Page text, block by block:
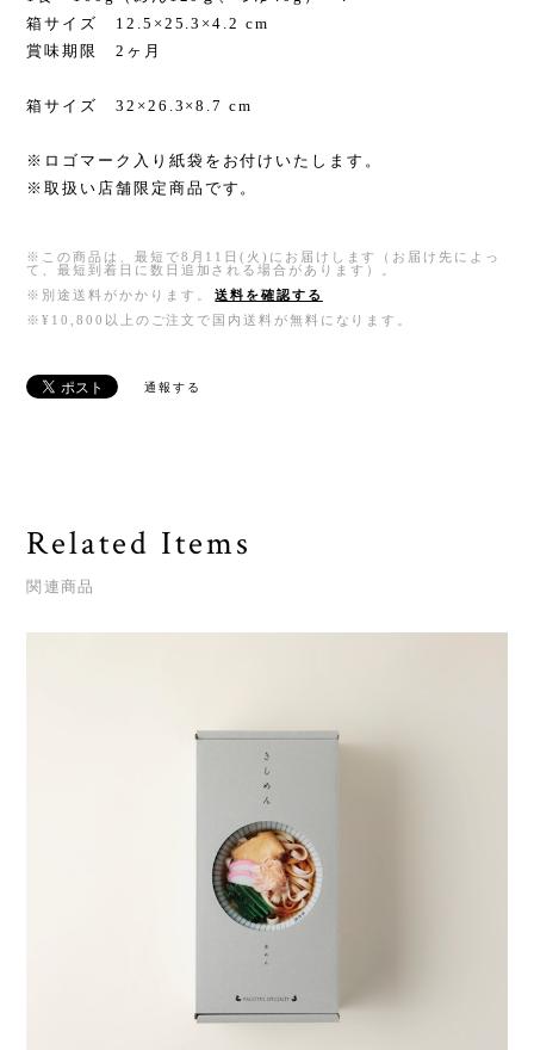
※この商品は、最短で8月11日(火)にお届けします（お届け先によっ
て、最短到着日に数日追加される場合があります）。
※別途送料がかかります。
送料を確認する
※¥10,800以上のご注文で国内送料が無料になります。
通報する
箱サイズ 12.5×25.3×4.2 cm
賞味期限 2ヶ月
箱サイズ 32×26.3×8.7 cm
※ロゴマーク入り紙袋をお付けいたします。
※取扱い店舗限定商品です。
Related Items
関連商品